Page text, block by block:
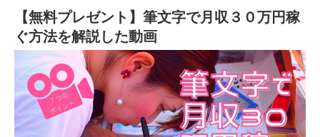
【無料プレゼント】筆文字で月収３０万円稼
ぐ方法を解説した動画